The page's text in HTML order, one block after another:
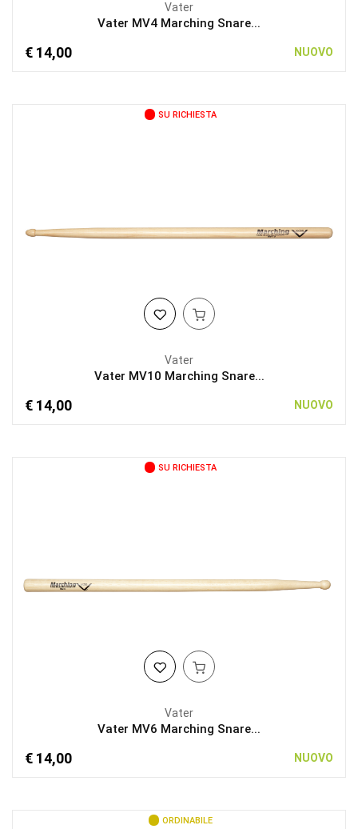
Vater
Vater MV4 Marching Snare...
€ 14,00 NUOVO
SU RICHIESTA
Vater
Vater MV10 Marching Snare...
€ 14,00 NUOVO
SU RICHIESTA
Vater
Vater MV6 Marching Snare...
€ 14,00 NUOVO
ORDINABILE